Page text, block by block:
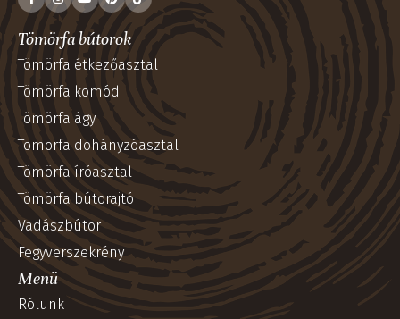
Tömörfa bútorok
Tömörfa étkezőasztal
Tömörfa komód
Tömörfa ágy
Tömörfa dohányzóasztal
Tömörfa íróasztal
Tömörfa bútorajtó
Vadászbútor
Fegyverszekrény
Menü
Rólunk